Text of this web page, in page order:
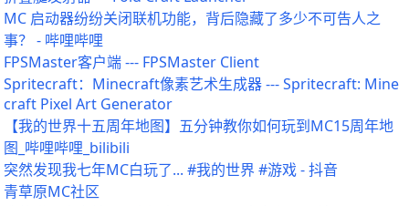
MC 启动器纷纷关闭联机功能，背后隐藏了多少不可告人之
事？ - 哔哩哔哩
FPSMaster客户端 --- FPSMaster Client
Spritecraft：Minecraft像素艺术生成器 --- Spritecraft: Mine
craft Pixel Art Generator
【我的世界十五周年地图】五分钟教你如何玩到MC15周年地
图_哔哩哔哩_bilibili
突然发现我七年MC白玩了... #我的世界 #游戏 - 抖音
青草原MC社区